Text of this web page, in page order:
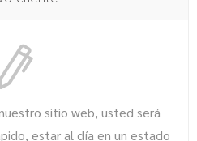
sitio web, usted será
estar al día en un estado